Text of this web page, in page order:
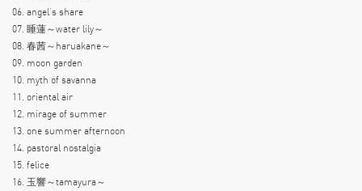
06. angel’s share
07. 睡蓮～water lily～
08. 春茜～haruakane～
09. moon garden
10. myth of savanna
11. oriental air
12. mirage of summer
13. one summer afternoon
14. pastoral nostalgia
15. felice
16. 玉響～tamayura～